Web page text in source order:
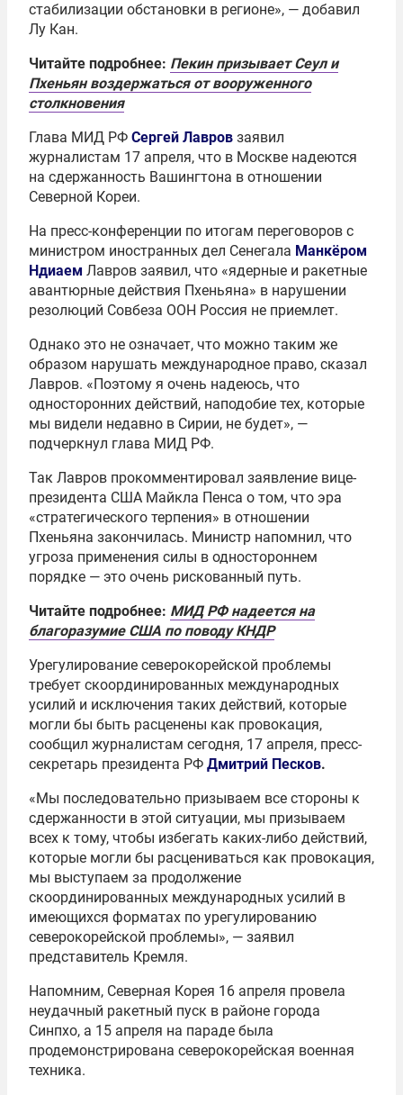
стабилизации обстановки в регионе», — добавил
Лу Кан.
Читайте подробнее: Пекин призывает Сеул и
Пхеньян воздержаться от вооруженного
столкновения
Глава МИД РФ Сергей Лавров заявил
журналистам 17 апреля, что в Москве надеются
на сдержанность Вашингтона в отношении
Северной Кореи.
На пресс-конференции по итогам переговоров с
министром иностранных дел Сенегала Манкёром
Ндиаем Лавров заявил, что «ядерные и ракетные
авантюрные действия Пхеньяна» в нарушении
резолюций Совбеза ООН Россия не приемлет.
Однако это не означает, что можно таким же
образом нарушать международное право, сказал
Лавров. «Поэтому я очень надеюсь, что
односторонних действий, наподобие тех, которые
мы видели недавно в Сирии, не будет», —
подчеркнул глава МИД РФ.
Так Лавров прокомментировал заявление вице-
президента США Майкла Пенса о том, что эра
«стратегического терпения» в отношении
Пхеньяна закончилась. Министр напомнил, что
угроза применения силы в одностороннем
порядке — это очень рискованный путь.
Читайте подробнее: МИД РФ надеется на
благоразумие США по поводу КНДР‍
Урегулирование северокорейской проблемы
требует скоординированных международных
усилий и исключения таких действий, которые
могли бы быть расценены как провокация,
сообщил журналистам сегодня, 17 апреля, пресс-
секретарь президента РФ Дмитрий Песков.
«Мы последовательно призываем все стороны к
сдержанности в этой ситуации, мы призываем
всех к тому, чтобы избегать каких-либо действий,
которые могли бы расцениваться как провокация,
мы выступаем за продолжение
скоординированных международных усилий в
имеющихся форматах по урегулированию
северокорейской проблемы», — заявил
представитель Кремля.
Напомним, Северная Корея 16 апреля провела
неудачный ракетный пуск в районе города
Синпхо, а 15 апреля на параде была
продемонстрирована северокорейская военная
техника.